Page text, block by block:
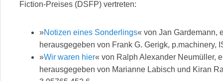
Fiction-Preises (DSFP) vertreten:
»Notizen eines Sonderlings« von Jan Gardemann,
herausgegeben von Frank G. Gerigk, p.machinery,
»Wir waren hier« von Ralph Alexander Neumüller,
herausgegeben von Marianne Labisch und Kiran